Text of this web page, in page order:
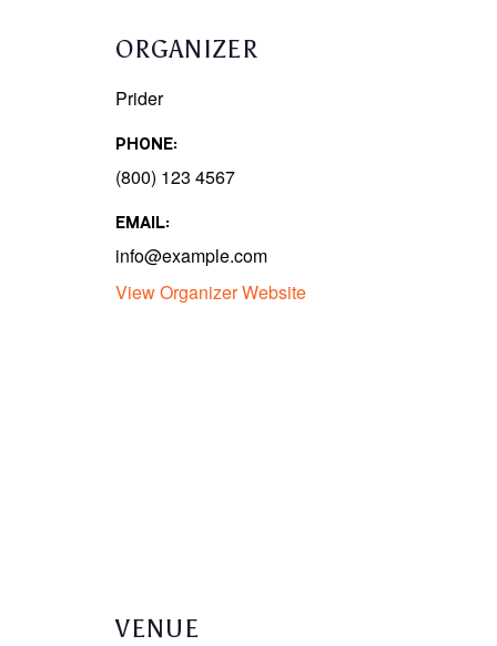
ORGANIZER
Prider
PHONE:
(800) 123 4567
EMAIL:
info@example.com
View Organizer Website
VENUE